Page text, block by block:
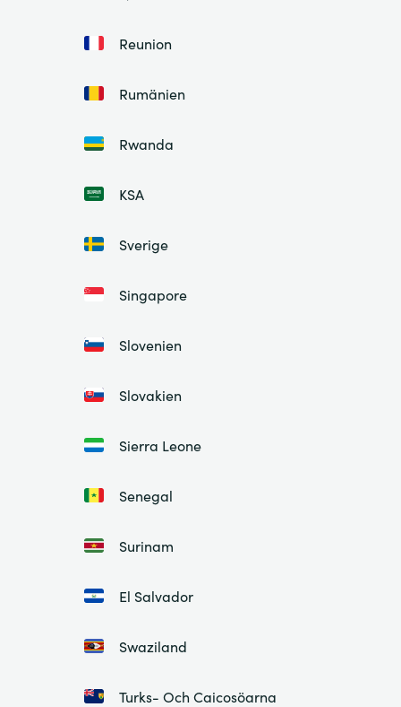
Reunion
Rumänien
Rwanda
KSA
Sverige
Singapore
Slovenien
Slovakien
Sierra Leone
Senegal
Surinam
El Salvador
Swaziland
Turks- Och Caicosöarna